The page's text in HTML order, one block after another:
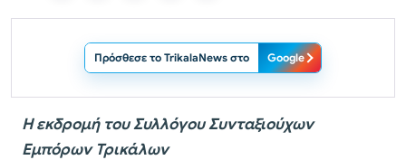
Πρόσθεσε το TrikalaNews στο Google
Η εκδρομή του Συλλόγου Συνταξιούχων
Εμπόρων Τρικάλων